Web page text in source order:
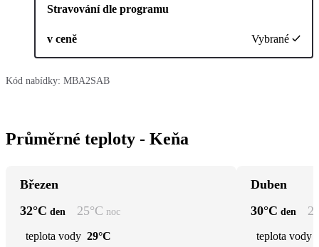
Stravování dle programu
v ceně Vybrané
Kód nabídky: MBA2SAB
Průměrné teploty - Keňa
Březen
32°C den 25°C noc
teplota vody 29°C
Duben
30°C den
teplota vody